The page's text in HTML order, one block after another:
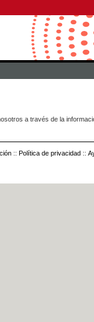
a través de la
:: Política de privacidad ::